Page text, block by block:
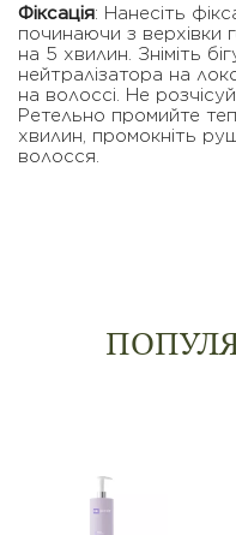
Фiксацiя: Нанесiть
починаючи з верхiвки
на 5 хвилин. Знiмiть
нейтралiзатора на
на волоссi. Не
Ретельно промийте
хвилин, промокнiть